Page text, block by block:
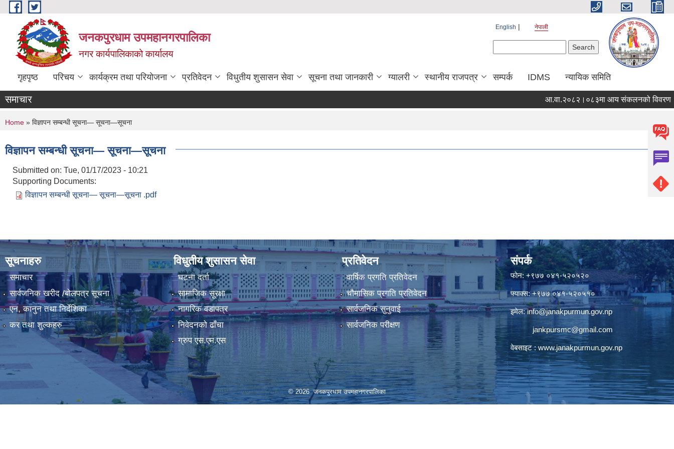
Skip to main content
जनकपुरधाम उपमहानगरपालिका
नगर कार्यपालिकाको कार्यालय
English नेपाली
गृहपृष्ठ परिचय कार्यक्रम तथा परियोजना प्रतिवेदन विधुतीय शुसासन सेवा सूचना तथा जानकारी ग्यालरी स्थानीय राजपत्र सम्पर्क IDMS न्यायिक समिति
समाचार आ.वा.२०८२।०८३मा आय संकलनको विवरण
You are here
Home » विज्ञापन सम्बन्धी सूचना— सूचना—सूचना
विज्ञापन सम्बन्धी सूचना— सूचना—सूचना
Submitted on: Tue, 01/17/2023 - 10:21
Supporting Documents:
विज्ञापन सम्बन्धी सूचना— सूचना—सूचना .pdf
सूचनाहरु
समाचार
सार्वजनिक खरीद /बोलपत्र सूचना
एन, कानुन तथा निर्देशिका
कर तथा शुल्कहरु
विधुतीय शुसासन सेवा
घटना दर्ता
सामाजिक सुरक्षा
नागरिक वडापत्र
निवेदनको ढाँचा
ग्रुप एस.एम.एस
प्रतिवेदन
वार्षिक प्रगति प्रतिवेदन
चौमासिक प्रगति प्रतिवेदन
सार्वजनिक सुनुवाई
सार्वजनिक परीक्षण
संपर्क
फोन: +९७७ ०४१-५२०५२०
फ्याक्स: +९७७ ०४१-५२०५१०
इमेल:info@janakpurmun.gov.np
jankpursmc@gmail.com
वेबसाइट :www.janakpurmun.gov.np
© 2026 जनकपुरधाम उपमहानगरपालिका